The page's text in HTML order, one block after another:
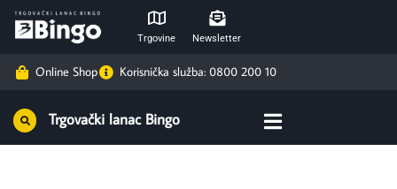
Trgovine Newsletter
Online Shop Korisnička služba: 0800 200 10
Trgovački lanac Bingo